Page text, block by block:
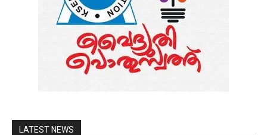
LATEST NEWS